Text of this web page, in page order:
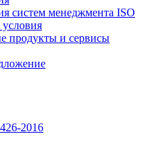
систем менеджмента ISO
продукты и сервисы
2016